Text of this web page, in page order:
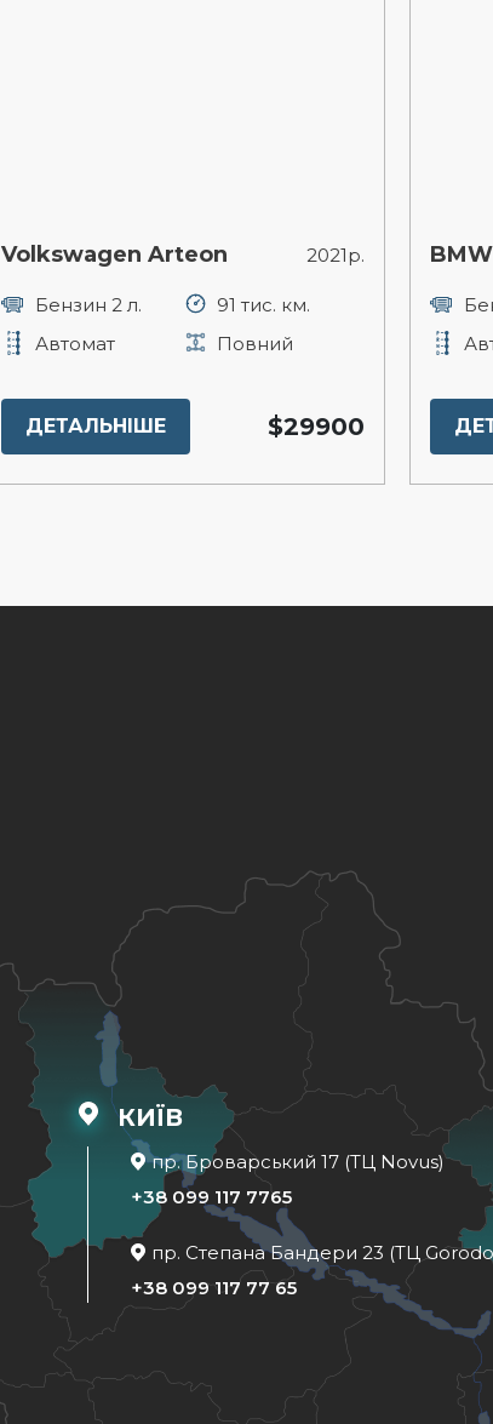
Volkswagen Arteon 2021р.
Бензин 2 л.
91 тис. км.
Автомат
Повний
ДЕТАЛЬНІШЕ $29900
КИЇВ
пр. Броварський 17 (ТЦ Novus)
+38 099 117 7765
пр. Степана Бандери 23 (ТЦ
+38 099 117 77 65